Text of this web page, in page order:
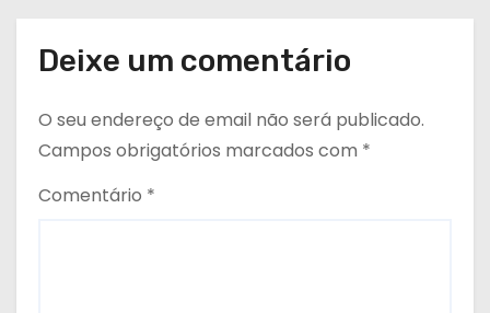
Deixe um comentário
O seu endereço de email não será publicado.
Campos obrigatórios marcados com *
Comentário *